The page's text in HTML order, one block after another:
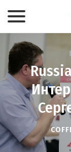
Russian Brewers Cup 2018.